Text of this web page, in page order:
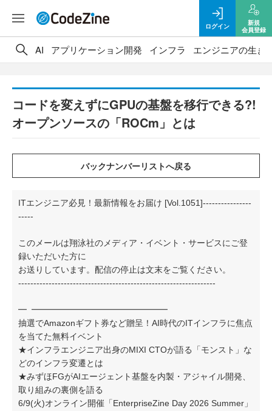
ログイン
新規
会員登録
AI アプリケーション開発 インフラ エンジニアの生き
コードを変えずにGPUの基盤を移行できる?!
オープンソースの「ROCm」とは
ITエンジニア必見！最新情報をお届け [Vol.1051]----------------
-----
このメールは翔泳社のメディア・イベント・サービスにご登
録いただいた方に
お送りしています。配信の停止は文末をご覧ください。
-----------------------------------------------------------------
━ ━━━━━━━━━━━━━━━━
抽選でAmazonギフト券など贈呈！AI時代のITインフラに焦点
を当てた無料イベント
★インフラエンジニア出身のMIXI CTOが語る「モンスト」な
どのインフラ変遷とは
★みずほFGがAIエージェント基盤を内製・アジャイル開発、
取り組みの裏側を語る
6/9(火)オンライン開催「EnterpriseZine Day 2026 Summer」